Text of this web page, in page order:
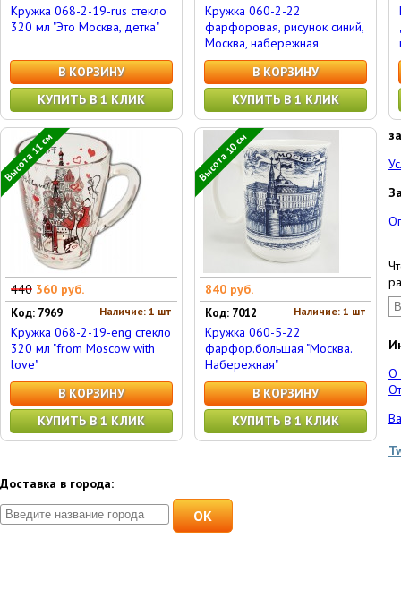
Кружка 068-2-19-rus стекло
320 мл "Это Москва, детка"
В КОРЗИНУ
КУПИТЬ В 1 КЛИК
Кружка 060-2-22
фарфоровая, рисунок синий,
Москва, набережная
В КОРЗИНУ
КУПИТЬ В 1 КЛИК
Высота 11 см
440 360 руб.
Наличие: 1 шт
Код: 7969
Кружка 068-2-19-eng стекло
320 мл "from Moscow with
love"
В КОРЗИНУ
КУПИТЬ В 1 КЛИК
Высота 10 см
840 руб.
Наличие: 1 шт
Код: 7012
Кружка 060-5-22
фарфор.большая "Москва.
Набережная"
В КОРЗИНУ
КУПИТЬ В 1 КЛИК
О
Доставка в города:
OK